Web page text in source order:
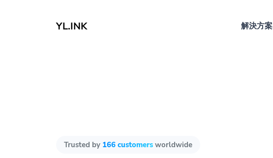
YL.INK 解決方案
Trusted by 166 customers worldwide